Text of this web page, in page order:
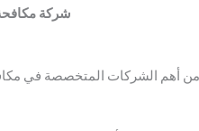
شركة
أهم الشركات المتخصصة في